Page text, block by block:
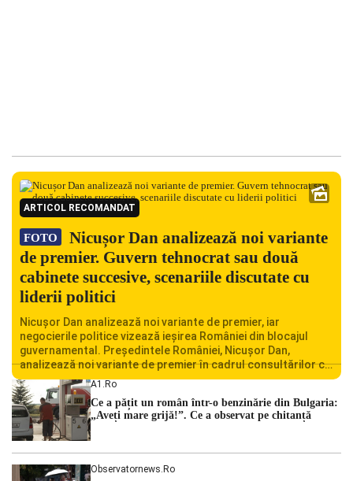
ARTICOL RECOMANDAT
FOTO
Nicușor Dan analizează noi variante
de premier. Guvern tehnocrat sau două
cabinete succesive, scenariile discutate cu
liderii politici
Nicușor Dan analizează noi variante de premier, iar
negocierile politice vizează ieșirea României din blocajul
guvernamental. Președintele României, Nicușor Dan,
analizează noi variante de premier în cadrul consultărilor cu
liderii politici. Ciprian Ciucu vorbește despre scenariul unui
guvern tehnocrat și despre posibilitatea a două cabinete
succesive. Nicușor Dan analizează noi variante de premier
România traversează […]
A1.ro
Ce a pățit un român într-o benzinărie din Bulgaria:
„Aveți mare grijă!”. Ce a observat pe chitanță
Observatornews.ro